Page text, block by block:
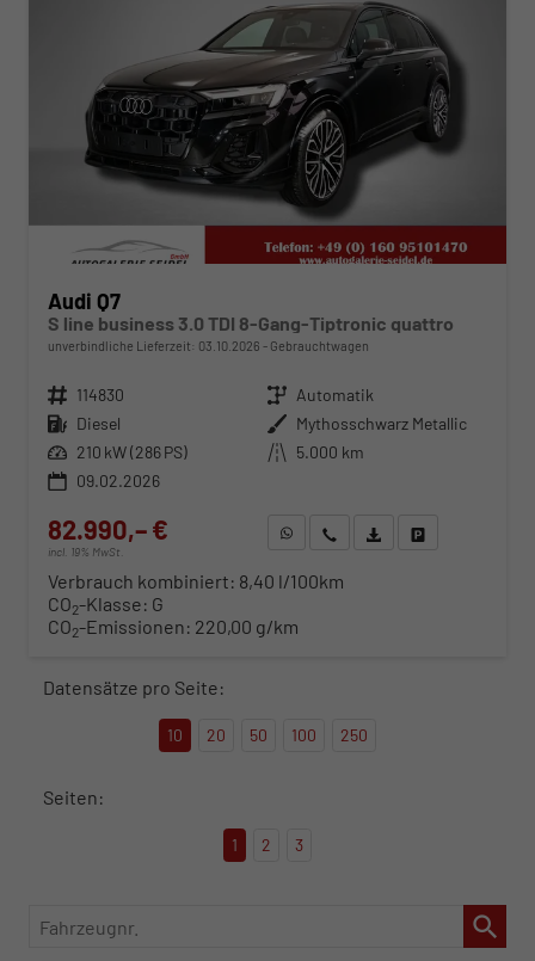
Audi Q7
S line business 3.0 TDI 8-Gang-Tiptronic quattro
unverbindliche Lieferzeit: 03.10.2026 Gebrauchtwagen
Fahrzeugnr. 114830 Getriebe Automatik
Kraftstoff Diesel Außenfarbe Mythosschwarz Metallic
Leistung 210 kW (286 PS) Kilometerstand 5.000 km
09.02.2026
82.990,– €
incl. 19% MwSt.
WhatsApp anfragen
Wir rufen Sie anFahrzeugexposé (PDF)
Verbrauch kombiniert: 8,40 l/100km
CO2-Klasse: G
CO2-Emissionen: 220,00 g/km
Datensätze pro Seite:
10 20 50 100 250
Seiten:
1 2 3
Fahrzeugnr.